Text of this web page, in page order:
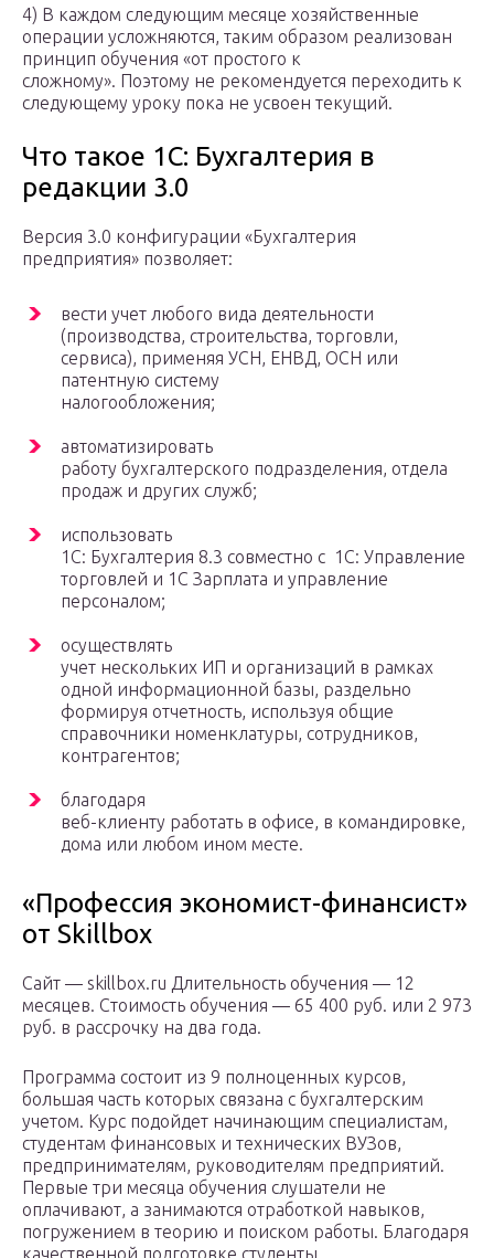
4) В каждом следующим месяце хозяйственные
операции усложняются, таким образом реализован
принцип обучения «от простого к
сложному». Поэтому не рекомендуется переходить к
следующему уроку пока не усвоен текущий.
Что такое 1С: Бухгалтерия в
редакции 3.0
Версия 3.0 конфигурации «Бухгалтерия
предприятия» позволяет:
вести учет любого вида деятельности
(производства, строительства, торговли,
сервиса), применяя УСН, ЕНВД, ОСН или
патентную систему
налогообложения;
автоматизировать
работу бухгалтерского подразделения, отдела
продаж и других служб;
использовать
1С: Бухгалтерия 8.3 совместно с 1С: Управление
торговлей и 1С Зарплата и управление
персоналом;
осуществлять
учет нескольких ИП и организаций в рамках
одной информационной базы, раздельно
формируя отчетность, используя общие
справочники номенклатуры, сотрудников,
контрагентов;
благодаря
веб-клиенту работать в офисе, в командировке,
дома или любом ином месте.
«Профессия экономист-финансист»
от Skillbox
Сайт — skillbox.ru Длительность обучения — 12
месяцев. Стоимость обучения — 65 400 руб. или 2 973
руб. в рассрочку на два года.
Программа состоит из 9 полноценных курсов,
большая часть которых связана с бухгалтерским
учетом. Курс подойдет начинающим специалистам,
студентам финансовых и технических ВУЗов,
предпринимателям, руководителям предприятий.
Первые три месяца обучения слушатели не
оплачивают, а занимаются отработкой навыков,
погружением в теорию и поиском работы. Благодаря
качественной подготовке студенты